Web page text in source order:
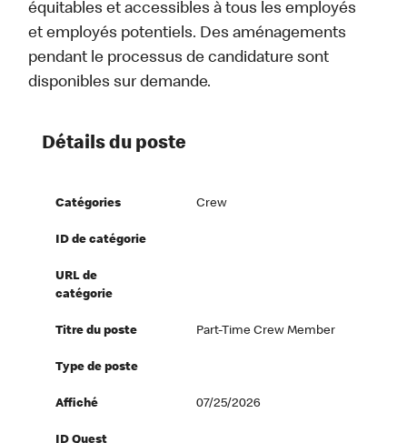
équitables et accessibles à tous les employés
et employés potentiels. Des aménagements
pendant le processus de candidature sont
disponibles sur demande.
Détails du poste
Catégories Crew
ID de catégorie
URL de
catégorie
Titre du poste Part-Time Crew Member
Type de poste
Affiché 07/25/2026
ID Quest